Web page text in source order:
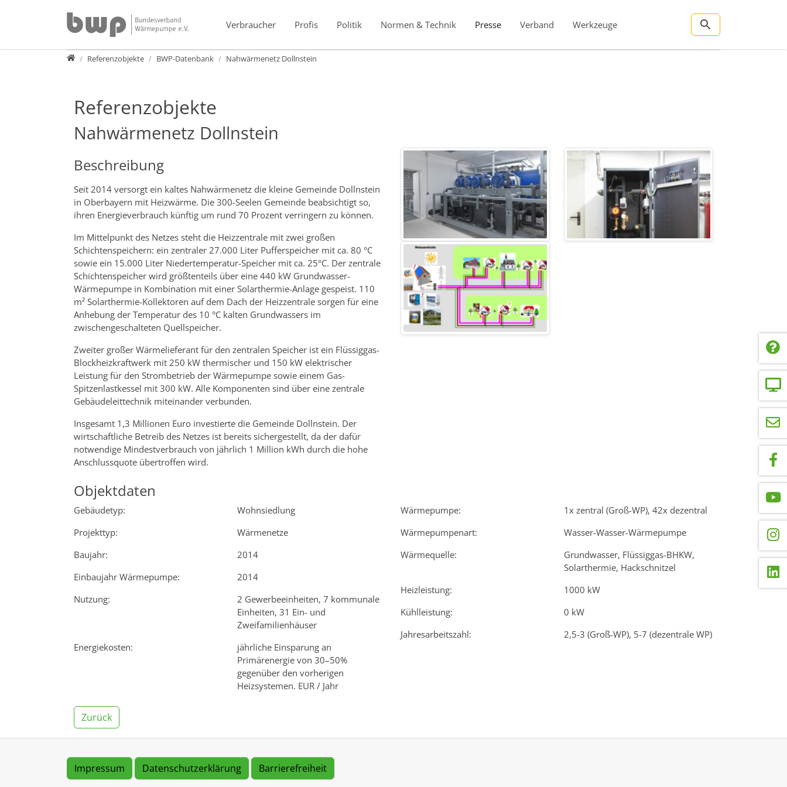
Verbraucher
Profis Politik Normen & Technik Presse Verband Werkzeuge
PresseReferenzobjekte BWP-Datenbank Nahwärmenetz Dollnstein
Referenzobjekte
Nahwärmenetz Dollnstein
Beschreibung
Seit 2014 versorgt ein kaltes Nahwärmenetz die kleine Gemeinde Dollnstein
in Oberbayern mit Heizwärme. Die 300-Seelen Gemeinde beabsichtigt so,
ihren Energieverbrauch künftig um rund 70 Prozent verringern zu können.
Im Mittelpunkt des Netzes steht die Heizzentrale mit zwei großen
Schichtenspeichern: ein zentraler 27.000 Liter Pufferspeicher mit ca. 80 °C
sowie ein 15.000 Liter Niedertemperatur-Speicher mit ca. 25°C. Der zentrale
Schichtenspeicher wird größtenteils über eine 440 kW Grundwasser-
Wärmepumpe in Kombination mit einer Solarthermie-Anlage gespeist. 110
m² Solarthermie-Kollektoren auf dem Dach der Heizzentrale sorgen für eine
Anhebung der Temperatur des 10 °C kalten Grundwassers im
zwischengeschalteten Quellspeicher.
Zweiter großer Wärmelieferant für den zentralen Speicher ist ein Flüssiggas-
Blockheizkraftwerk mit 250 kW thermischer und 150 kW elektrischer
Leistung für den Strombetrieb der Wärmepumpe sowie einem Gas-
Spitzenlastkessel mit 300 kW. Alle Komponenten sind über eine zentrale
Gebäudeleittechnik miteinander verbunden.
Insgesamt 1,3 Millionen Euro investierte die Gemeinde Dollnstein. Der
wirtschaftliche Betreib des Netzes ist bereits sichergestellt, da der dafür
notwendige Mindestverbrauch von jährlich 1 Million kWh durch die hohe
Anschlussquote übertroffen wird.
Objektdaten
Gebäudetyp:
Wohnsiedlung
Projekttyp:
Wärmenetze
Baujahr:
2014
Einbaujahr Wärmepumpe:
2014
Nutzung:
2 Gewerbeeinheiten, 7 kommunale
Einheiten, 31 Ein- und
Zweifamilienhäuser
Energiekosten:
jährliche Einsparung an
Primärenergie von 30–50%
gegenüber den vorherigen
Heizsystemen. EUR / Jahr
Wärmepumpe:
1x zentral (Groß-WP), 42x dezentral
Wärmepumpenart:
Wasser-Wasser-Wärmepumpe
Wärmequelle:
Grundwasser, Flüssiggas-BHKW,
Solarthermie, Hackschnitzel
Heizleistung:
1000 kW
Kühlleistung:
0 kW
Jahresarbeitszahl:
2,5-3 (Groß-WP), 5-7 (dezentrale WP)
Zurück
Impressum Datenschutzerklärung Barrierefreiheit